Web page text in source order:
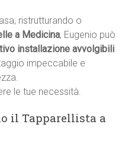
ristrutturando o
a Medicina, Eugenio può
installazione avvolgibili
impeccabile e
le tue necessità.
il Tapparellista a